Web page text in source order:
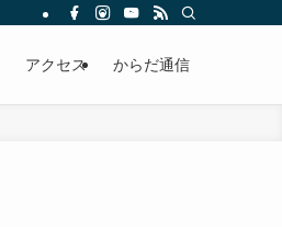
アクセス からだ通信